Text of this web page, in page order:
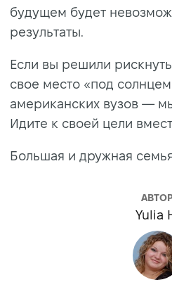
будущем будет
результаты.
Если вы решили
свое место «под
американских вузов —
Идите к своей цели
Большая и дружная
Yulia